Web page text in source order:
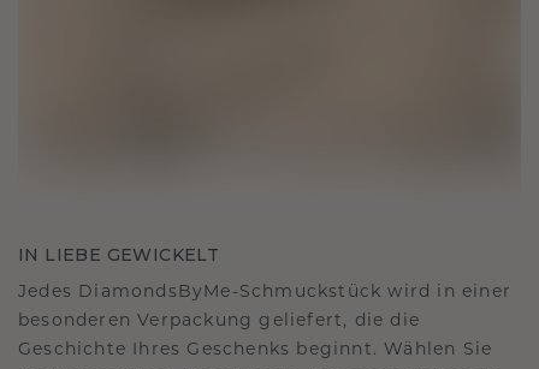
IN LIEBE GEWICKELT
Jedes DiamondsByMe-Schmuckstück wird in einer
besonderen Verpackung geliefert, die die
Geschichte Ihres Geschenks beginnt. Wählen Sie